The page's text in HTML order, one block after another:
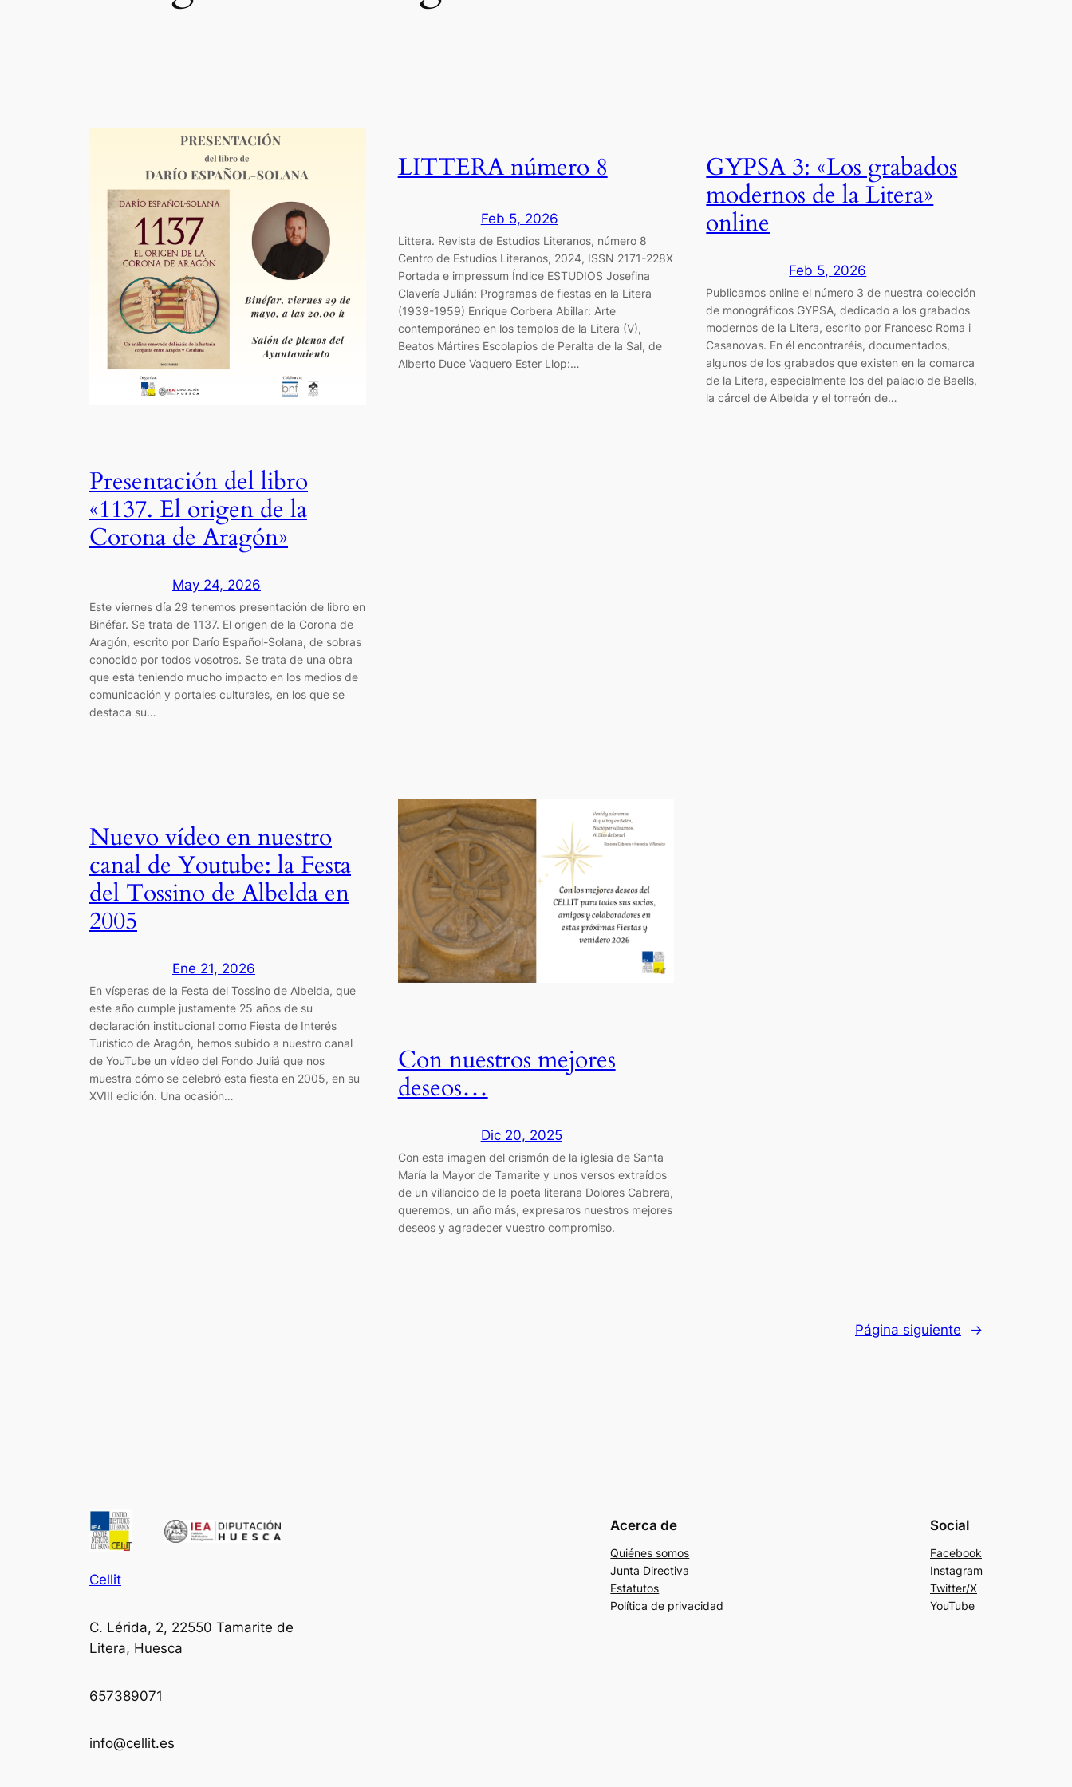
Presentación del libro
«1137. El origen de la
Corona de Aragón»
May 24, 2026
Este viernes día 29 tenemos presentación de libro en
Binéfar. Se trata de 1137. El origen de la Corona de
Aragón, escrito por Darío Español-Solana, de sobras
conocido por todos vosotros. Se trata de una obra
que está teniendo mucho impacto en los medios de
comunicación y portales culturales, en los que se
destaca su…
LITTERA número 8
Feb 5, 2026
Littera. Revista de Estudios Literanos, número 8
Centro de Estudios Literanos, 2024, ISSN 2171-228X
Portada e impressum Índice ESTUDIOS Josefina
Clavería Julián: Programas de fiestas en la Litera
(1939-1959) Enrique Corbera Abillar: Arte
contemporáneo en los templos de la Litera (V),
Beatos Mártires Escolapios de Peralta de la Sal, de
Alberto Duce Vaquero Ester Llop:…
GYPSA 3: «Los grabados
modernos de la Litera»
online
Feb 5, 2026
Publicamos online el número 3 de nuestra colección
de monográficos GYPSA, dedicado a los grabados
modernos de la Litera, escrito por Francesc Roma i
Casanovas. En él encontraréis, documentados,
algunos de los grabados que existen en la comarca
de la Litera, especialmente los del palacio de Baells,
la cárcel de Albelda y el torreón de…
Nuevo vídeo en nuestro
canal de Youtube: la Festa
del Tossino de Albelda en
2005
Ene 21, 2026
En vísperas de la Festa del Tossino de Albelda, que
este año cumple justamente 25 años de su
declaración institucional como Fiesta de Interés
Turístico de Aragón, hemos subido a nuestro canal
de YouTube un vídeo del Fondo Juliá que nos
muestra cómo se celebró esta fiesta en 2005, en su
XVIII edición. Una ocasión…
Con nuestros mejores
deseos…
Dic 20, 2025
Con esta imagen del crismón de la iglesia de Santa
María la Mayor de Tamarite y unos versos extraídos
de un villancico de la poeta literana Dolores Cabrera,
queremos, un año más, expresaros nuestros mejores
deseos y agradecer vuestro compromiso.
Página siguiente →
Cellit
C. Lérida, 2, 22550 Tamarite de
Litera, Huesca
657389071
info@cellit.es
Acerca de
Quiénes somos
Junta Directiva
Estatutos
Política de privacidad
Social
Facebook
Instagram
Twitter/X
YouTube